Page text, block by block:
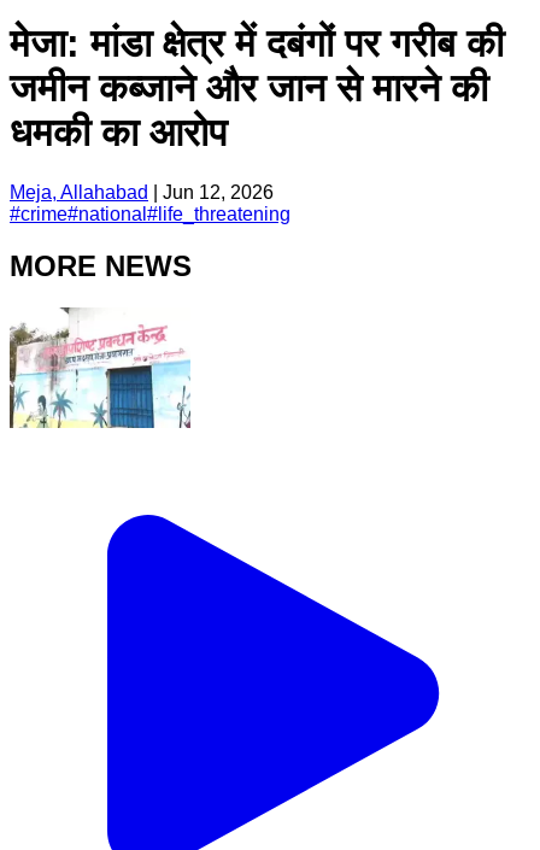
मेजा: मांडा क्षेत्र में दबंगों पर गरीब की
जमीन कब्जाने और जान से मारने की
धमकी का आरोप
Meja, Allahabad
Jun 12, 2026
#crime#national # life_threatening
MORE NEWS